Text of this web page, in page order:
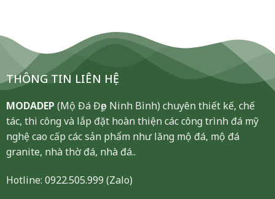
THÔNG TIN LIÊN HỆ
MODADEP (Mộ Đá Đẹp Ninh Bình) chuyên thiết kế, chế
tác, thi công và lắp đặt hoàn thiện các công trình đá mỹ
nghệ cao cấp các sản phẩm như lăng mộ đá, mộ đá
granite, nhà thờ đá, nhà đá..
Hotline: 0922.505.999 (Zalo)